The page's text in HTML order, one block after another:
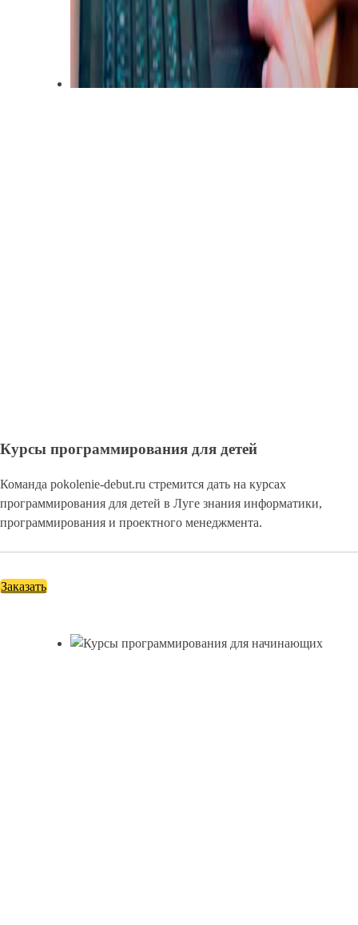
Курсы программирования для детей
Команда pokolenie-debut.ru стремится дать на курсах
программирования для детей в Луге знания информатики,
программирования и проектного менеджмента.
Заказать